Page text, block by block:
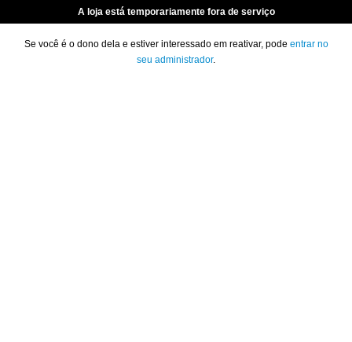
A loja está temporariamente fora de serviço
Se você é o dono dela e estiver interessado em reativar, pode entrar no
seu administrador.